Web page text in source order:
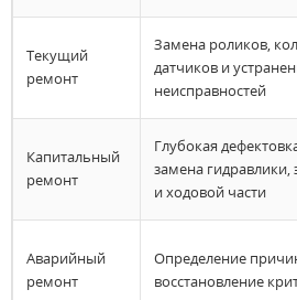
Текущий
ремонт
Замена роликов,
датчиков и
неисправностей
Капитальный
ремонт
Глубокая
замена
и ходовой части
Аварийный
ремонт
Определение
восстановление